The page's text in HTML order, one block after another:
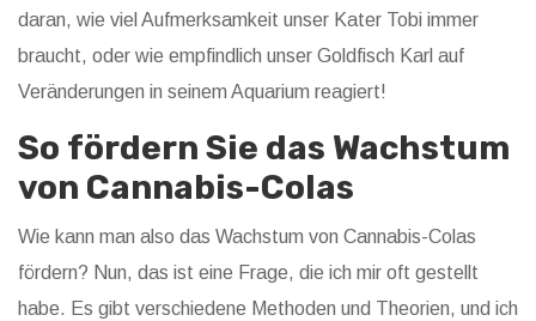
daran, wie viel Aufmerksamkeit unser Kater Tobi immer
braucht, oder wie empfindlich unser Goldfisch Karl auf
Veränderungen in seinem Aquarium reagiert!
So fördern Sie das Wachstum
von Cannabis-Colas
Wie kann man also das Wachstum von Cannabis-Colas
fördern? Nun, das ist eine Frage, die ich mir oft gestellt
habe. Es gibt verschiedene Methoden und Theorien, und ich